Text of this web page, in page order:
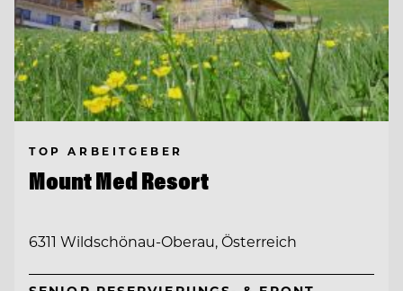
TOP ARBEITGEBER
Mount Med Resort
6311 Wildschönau-Oberau, Österreich